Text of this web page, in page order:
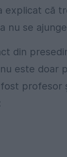
explicat că
nu se
din
este doar
fost profesor